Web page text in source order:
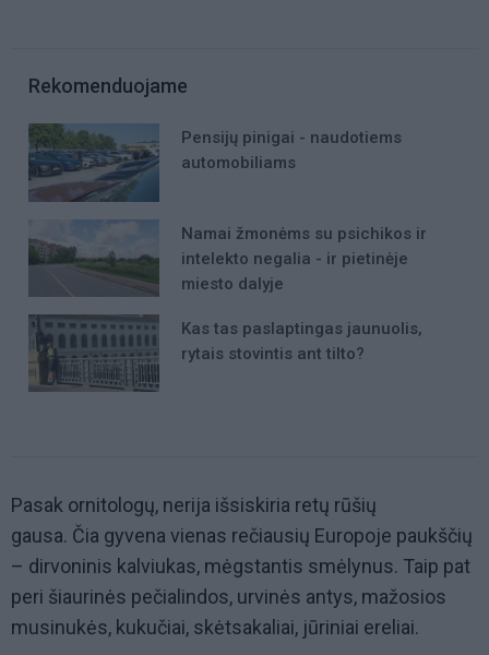
Rekomenduojame
Pensijų pinigai - naudotiems
automobiliams
Namai žmonėms su psichikos ir
intelekto negalia - ir pietinėje
miesto dalyje
Kas tas paslaptingas jaunuolis,
rytais stovintis ant tilto?
Pasak ornitologų, nerija išsiskiria retų rūšių
gausa. Čia gyvena vienas rečiausių Europoje paukščių
– dirvoninis kalviukas, mėgstantis smėlynus. Taip pat
peri šiaurinės pečialindos, urvinės antys, mažosios
musinukės, kukučiai, skėtsakaliai, jūriniai ereliai.